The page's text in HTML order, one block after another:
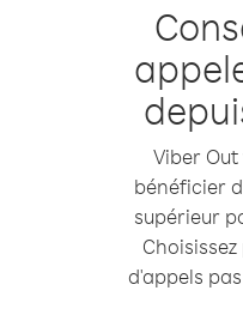
Viber
bénéficier
supérieur
d'appels